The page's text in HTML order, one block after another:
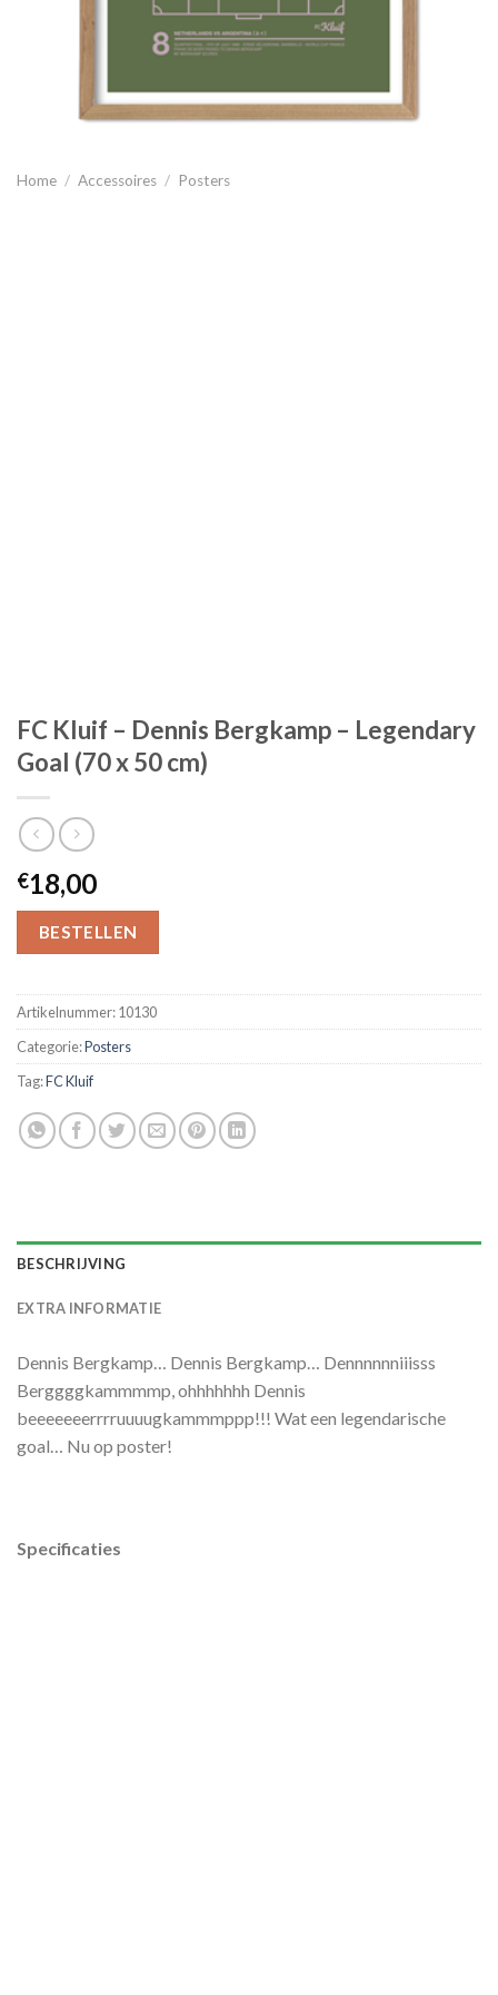
Home / Accessoires / Posters
FC Kluif – Dennis Bergkamp – Legendary
Goal (70 x 50 cm)
€18,00
BESTELLEN
Artikelnummer:10130
Categorie:Posters
Tag:FC Kluif
BESCHRIJVING
EXTRA INFORMATIE
Dennis Bergkamp… Dennis Bergkamp… Dennnnnniiisss
Berggggkammmmp, ohhhhhhh Dennis
beeeeeeerrrruuuugkammmppp!!! Wat een legendarische
goal… Nu op poster!
Specificaties